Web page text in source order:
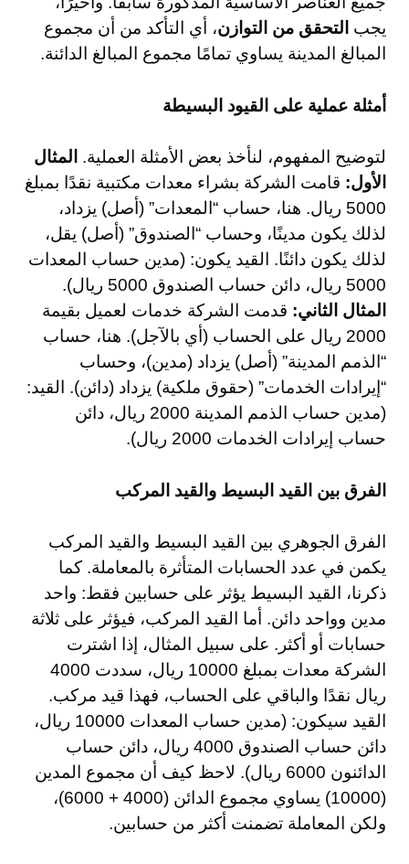
يجب التحقق من التوازن، أي التأكد من أن مجموع
المبالغ المدينة يساوي تمامًا مجموع المبالغ الدائنة.
أمثلة عملية على القيود البسيطة
لتوضيح المفهوم، لنأخذ بعض الأمثلة العملية. المثال
الأول: قامت الشركة بشراء معدات مكتبية نقدًا بمبلغ
5000 ريال. هنا، حساب “المعدات” (أصل) يزداد،
لذلك يكون مدينًا، وحساب “الصندوق” (أصل) يقل،
لذلك يكون دائنًا. القيد يكون: (مدين حساب المعدات
5000 ريال، دائن حساب الصندوق 5000 ريال).
المثال الثاني: قدمت الشركة خدمات لعميل بقيمة
2000 ريال على الحساب (أي بالآجل). هنا، حساب
“الذمم المدينة” (أصل) يزداد (مدين)، وحساب
“إيرادات الخدمات” (حقوق ملكية) يزداد (دائن). القيد:
(مدين حساب الذمم المدينة 2000 ريال، دائن
حساب إيرادات الخدمات 2000 ريال).
الفرق بين القيد البسيط والقيد المركب
الفرق الجوهري بين القيد البسيط والقيد المركب
يكمن في عدد الحسابات المتأثرة بالمعاملة. كما
ذكرنا، القيد البسيط يؤثر على حسابين فقط: واحد
مدين وواحد دائن. أما القيد المركب، فيؤثر على ثلاثة
حسابات أو أكثر. على سبيل المثال، إذا اشترت
الشركة معدات بمبلغ 10000 ريال، سددت 4000
ريال نقدًا والباقي على الحساب، فهذا قيد مركب.
القيد سيكون: (مدين حساب المعدات 10000 ريال،
دائن حساب الصندوق 4000 ريال، دائن حساب
الدائنون 6000 ريال). لاحظ كيف أن مجموع المدين
(10000) يساوي مجموع الدائن (4000 + 6000)،
ولكن المعاملة تضمنت أكثر من حسابين.